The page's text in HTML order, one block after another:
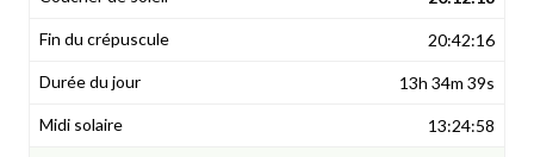
20:42:16
13h 34m 39s
13:24:58